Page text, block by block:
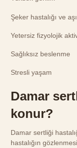
Şeker hastalığı ve
Yetersiz fizyolojik
Sağlıksız beslenme
Stresli yaşam
Damar
konur?
Damar sertliği
hastalığın